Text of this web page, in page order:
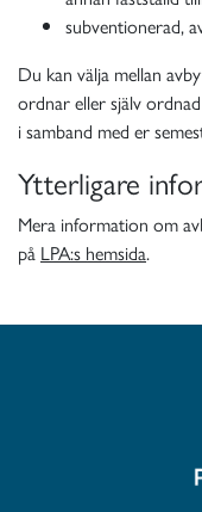
subventionerad,
Du kan välja mellan
ordnar eller själv
i samband med er
Ytterligare
Mera information om
på LPA:s hemsida.